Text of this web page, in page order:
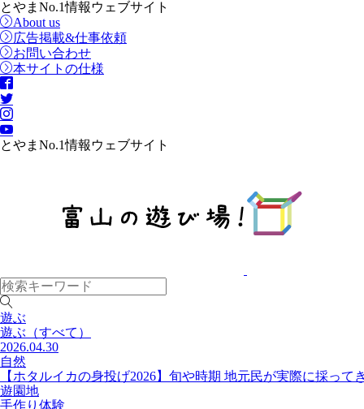
とやまNo.1情報ウェブサイト
About us
広告掲載&仕事依頼
お問い合わせ
本サイトの仕様
とやまNo.1情報ウェブサイト
遊ぶ
遊ぶ （すべて）
2026.04.30
自然
【ホタルイカの身投げ2026】旬や時期 地元民が実際に採って
遊園地
手作り体験